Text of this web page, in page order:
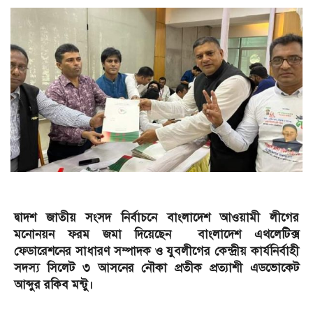
দ্বাদশ জাতীয় সংসদ নির্বাচনে বাংলাদেশ আওয়ামী লীগের
মনোনয়ন ফরম জমা দিয়েছেন বাংলাদেশ এথলেটিক্স
ফেডারেশনের সাধারণ সম্পাদক ও যুবলীগের কেন্দ্রীয় কার্যনির্বাহী
সদস্য সিলেট ৩ আসনের নৌকা প্রতীক প্রত্যাশী এডভোকেট
আব্দুর রকিব মন্টু।